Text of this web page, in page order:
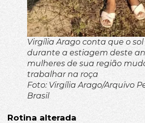
Virgília Arago conta que o
durante a estiagem deste
mulheres de sua região
trabalhar na roça
Foto: Virgília Arago/Arquivo
Brasil
Rotina alterada